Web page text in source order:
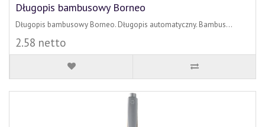
Długopis bambusowy Borneo
Długopis bambusowy Borneo. Długopis automatyczny. Bambus...
2.58 netto